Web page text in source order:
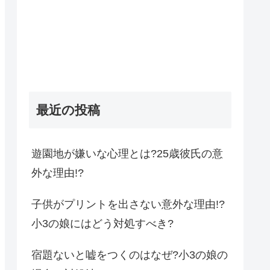
最近の投稿
遊園地が嫌いな心理とは?25歳彼氏の意
外な理由!?
子供がプリントを出さない意外な理由!?
小3の娘にはどう対処すべき?
宿題ないと嘘をつくのはなぜ?小3の娘の